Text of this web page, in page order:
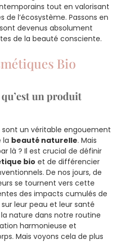
tout en valorisant
l’écosystème. Passons en
devenus absolument
de la beauté consciente.
Bio
un produit
sont un véritable engouement
la beauté naturelle. Mais
là ? Il est crucial de définir
bio et de différencier
De nos jours, de
se tournent vers cette
des impacts cumulés de
leur peau et leur santé
nature dans notre routine
harmonieuse et
Mais voyons cela de plus